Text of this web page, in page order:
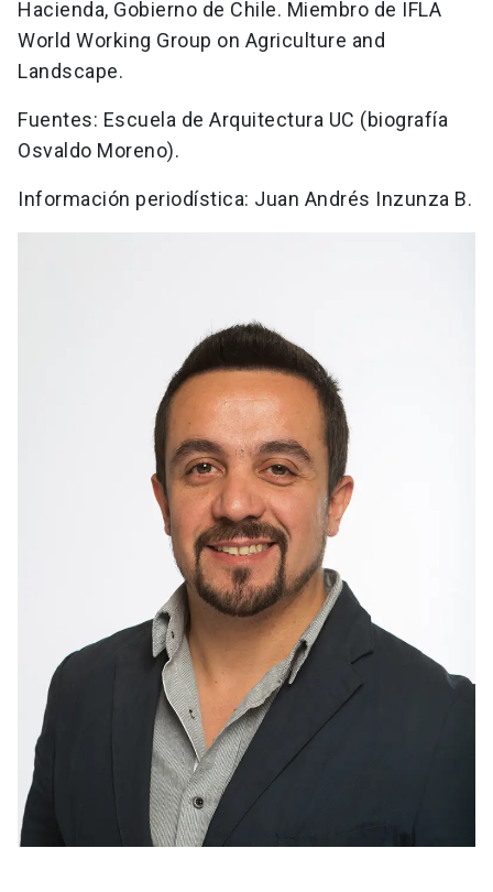
Hacienda, Gobierno de Chile. Miembro de IFLA
World Working Group on Agriculture and
Landscape.
Fuentes: Escuela de Arquitectura UC (biografía
Osvaldo Moreno).
Información periodística: Juan Andrés Inzunza B.